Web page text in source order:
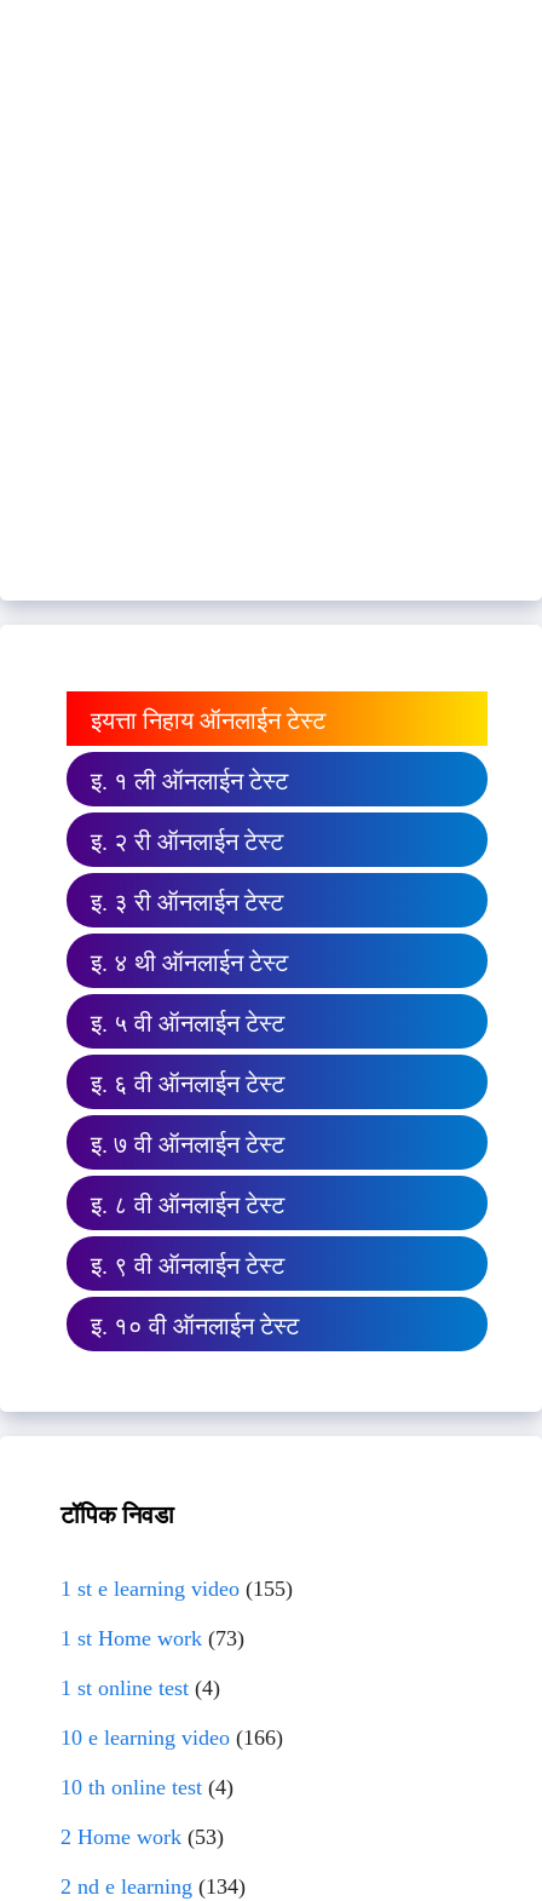
इयत्ता निहाय ऑनलाईन टेस्ट
इ. १ ली ऑनलाईन टेस्ट
इ. २ री ऑनलाईन टेस्ट
इ. ३ री ऑनलाईन टेस्ट
इ. ४ थी ऑनलाईन टेस्ट
इ. ५ वी ऑनलाईन टेस्ट
इ. ६ वी ऑनलाईन टेस्ट
इ. ७ वी ऑनलाईन टेस्ट
इ. ८ वी ऑनलाईन टेस्ट
इ. ९ वी ऑनलाईन टेस्ट
इ. १० वी ऑनलाईन टेस्ट
टॉपिक निवडा
1 st e learning video (155)
1 st Home work (73)
1 st online test (4)
10 e learning video (166)
10 th online test (4)
2 Home work (53)
2 nd e learning (134)